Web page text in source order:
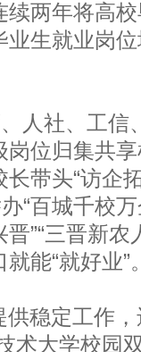
两年将高
业生就业岗
社、工信
位归集共
带头“访企
“百城千校
晋”“三晋新
能“就好业”
定工作，
术大学校园